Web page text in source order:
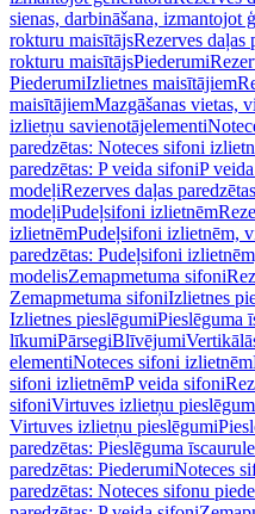
sienas, darbināšana, izmantojot
rokturu maisītājsRezerves daļas
rokturu maisītājsPiederumi
PiederumiIzlietnes maisītājiem
maisītājiemMazgāšanas vietas,
izlietņu savienotājelementi
paredzētas: Noteces sifoni
paredzētas: P veida sifoniP
modeļiRezerves daļas
modeļiPudeļsifoni izlietnēm
izlietnēmPudeļsifoni izlietnēm,
paredzētas: Pudeļsifoni
modelisZemapmetuma sifoni
Zemapmetuma sifoniIzlietnes
Izlietnes pieslēgumiPieslēguma
līkumiPārsegiBlīvējumi
elementiNoteces sifoni izlietnēm
sifoni izlietnēmP veida sifoni
sifoniVirtuves izlietņu
Virtuves izlietņu pieslēgumi
paredzētas: Pieslēguma īscaurule
paredzētas: PiederumiNoteces
paredzētas: Noteces sifonu